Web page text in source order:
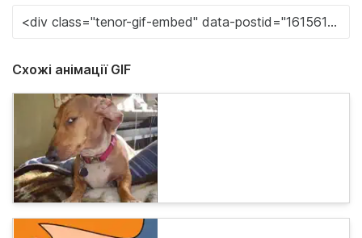
Схожі анімації GIF